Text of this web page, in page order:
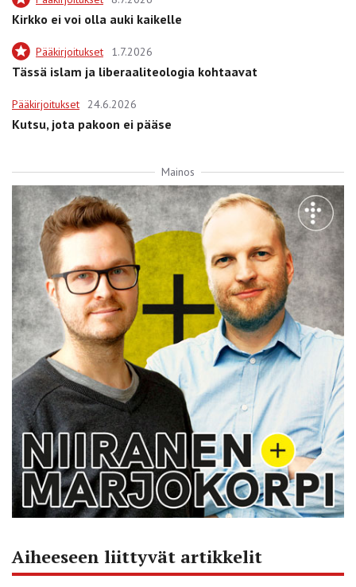
Kirkko ei voi olla auki kaikelle
Pääkirjoitukset 1.7.2026
Tässä islam ja liberaaliteologia kohtaavat
Pääkirjoitukset 24.6.2026
Kutsu, jota pakoon ei pääse
Mainos
Aiheeseen liittyvät artikkelit